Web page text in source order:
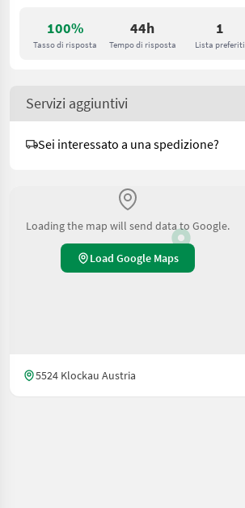
100%
Tasso di risposta
44h
Tempo di risposta
1
Lista preferiti
Servizi aggiuntivi
Sei interessato a una spedizione?
Loading the map will send data to Google.
Load Google Maps
5524 Klockau Austria